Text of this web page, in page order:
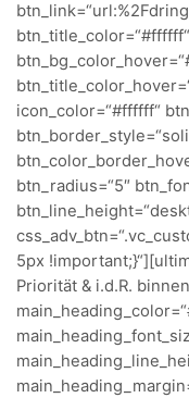
icon_color=“#ffffff“
btn_radius=“5″
5px
Priorität & i.d.R.